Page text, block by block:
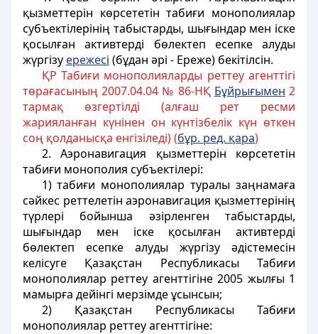
қызметтерін көрсететін табиғи монополиялар
субъектілерінің табыстарды, шығындар мен іске
қосылған активтерді бөлектеп есепке алуды
жүргізу ережесі (бұдан әрі - Ереже) бекітілсін.
ҚР Табиғи монополияларды реттеу агенттігі
төрағасының 2007.04.04 № 86-НҚ Бұйрығымен 2
тармақ өзгертілді (алғаш рет ресми
жарияланған күнінен он күнтізбелік күн өткен
соң қолданысқа енгізіледі) (бұр. ред. қара)
2. Аэронавигация қызметтерін көрсететін
табиғи монополия субъектілері:
1) табиғи монополиялар туралы заңнамаға
сәйкес реттелетін аэронавигация қызметтерінің
түрлері бойынша әзірленген табыстарды,
шығындар мен іске қосылған активтерді
бөлектеп есепке алуды жүргізу әдістемесін
келісуге Қазақстан Республикасы Табиғи
монополиялар реттеу агенттігіне 2005 жылғы 1
мамырға дейінгі мерзімде ұсынсын;
2) Қазақстан Республикасы Табиғи
монополиялар реттеу агенттігіне: